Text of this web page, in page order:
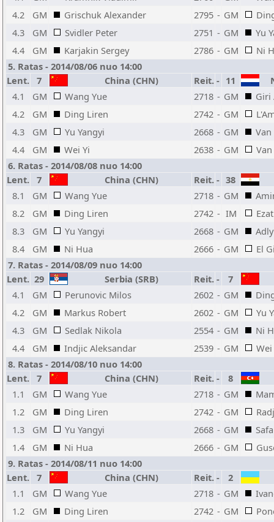
4.2
GM Grischuk Alexander 2795 - GM
4.3
GM Svidler Peter 2751 - GM
Yu
4.4
GM Karjakin Sergey 2786 - GM
Ni
5. Ratas - 2014/08/06 nuo 14:00
Lent.
7 China (CHN) Reit. - 11
4.1
GM Wang Yue 2718 - GM
Giri
4.2
GM Ding Liren 2742 - GM
4.3
GM Yu Yangyi 2668 - GM
4.4
GM Wei Yi 2638 - GM
6. Ratas - 2014/08/08 nuo 14:00
Lent.
7 China (CHN) Reit. - 38
8.1
GM Wang Yue 2718 - GM
8.2
GM Ding Liren 2742 - IM
8.3
GM Yu Yangyi 2668 - GM
8.4
GM Ni Hua 2666 - GM
El
7. Ratas - 2014/08/09 nuo 14:00
Lent. 29 Serbia (SRB) Reit. -
7
4.1
GM Perunovic Milos 2602 - GM
4.2
GM Markus Robert 2602 - GM
Yu
4.3
GM Sedlak Nikola 2554 - GM
Ni
4.4
GM Indjic Aleksandar 2539 - GM
Wei
8. Ratas - 2014/08/10 nuo 14:00
Lent.
7 China (CHN) Reit. - 8
1.1
GM Wang Yue 2718 - GM
1.2
GM Ding Liren 2742 - GM
1.3
GM Yu Yangyi 2668 - GM
1.4
GM Ni Hua 2666 - GM
9. Ratas - 2014/08/11 nuo 14:00
Lent.
7 China (CHN) Reit. -
2
1.1
GM Wang Yue 2718 - GM
1.2
GM Ding Liren 2742 - GM